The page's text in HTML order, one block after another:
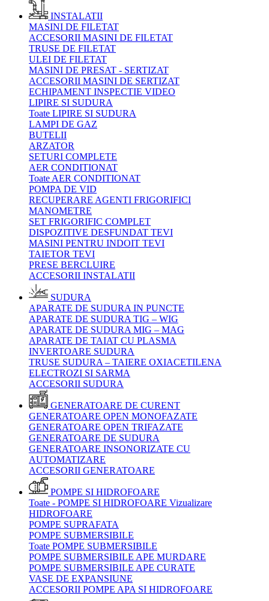
INSTALATII
MASINI DE FILETAT
ACCESORII MASINI DE FILETAT
TRUSE DE FILETAT
ULEI DE FILETAT
MASINI DE PRESAT - SERTIZAT
ACCESORII MASINI DE SERTIZAT
ECHIPAMENT INSPECTIE VIDEO
LIPIRE SI SUDURA
Toate LIPIRE SI SUDURA
LAMPI DE GAZ
BUTELII
ARZATOR
SETURI COMPLETE
AER CONDITIONAT
Toate AER CONDITIONAT
POMPA DE VID
RECUPERARE AGENTI FRIGORIFICI
MANOMETRE
SET FRIGORIFIC COMPLET
DISPOZITIVE DESFUNDAT TEVI
MASINI PENTRU INDOIT TEVI
TAIETOR TEVI
PRESE BERCLUIRE
ACCESORII INSTALATII
SUDURA
APARATE DE SUDURA IN PUNCTE
APARATE DE SUDURA TIG – WIG
APARATE DE SUDURA MIG – MAG
APARATE DE TAIAT CU PLASMA
INVERTOARE SUDURA
TRUSE SUDURA – TAIERE OXIACETILENA
ELECTROZI SI SARMA
ACCESORII SUDURA
GENERATOARE DE CURENT
GENERATOARE OPEN MONOFAZATE
GENERATOARE OPEN TRIFAZATE
GENERATOARE DE SUDURA
GENERATOARE INSONORIZATE CU
AUTOMATIZARE
ACCESORII GENERATOARE
POMPE SI HIDROFOARE
Toate - POMPE SI HIDROFOARE Vizualizare
HIDROFOARE
POMPE SUPRAFATA
POMPE SUBMERSIBILE
Toate POMPE SUBMERSIBILE
POMPE SUBMERSIBILE APE MURDARE
POMPE SUBMERSIBILE APE CURATE
VASE DE EXPANSIUNE
ACCESORII POMPE APA SI HIDROFOARE